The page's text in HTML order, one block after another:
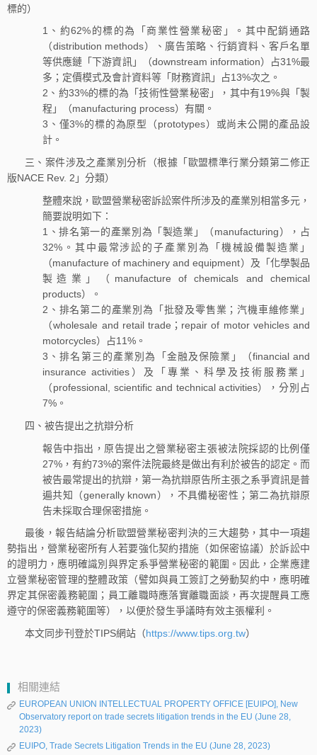
標的）
1、約62%的標的為「商業性營業秘密」。其中配銷通路
（distribution methods）、廣告策略、行銷資料、客戶名單
等供應鏈「下游資訊」（downstream information）占31%最
多；定價模式及會計資料等「財務資訊」占13%次之。
2、約33%的標的為「技術性營業秘密」，其中有19%與「製
程」（manufacturing process）有關。
3、僅3%的標的為原型（prototypes）或尚未公開的產品設
計。
三、案件涉及之產業別分析（根據「歐盟標準行業分類第二修正
版NACE Rev. 2」分類）
整體來說，歐盟營業秘密訴訟案件所涉及的產業別相當多元，
簡要說明如下：
1、排名第一的產業別為「製造業」（manufacturing），占
32%。其中最常涉訟的子產業別為「機械設備製造業」
（manufacture of machinery and equipment）及「化學製品
製造業」（manufacture of chemicals and chemical
products）。
2、排名第二的產業別為「批發及零售業；汽機車維修業」
（wholesale and retail trade；repair of motor vehicles and
motorcycles）占11%。
3、排名第三的產業別為「金融及保險業」（financial and
insurance activities）及「專業、科學及技術服務業」
（professional, scientific and technical activities），分別占
7%。
四、被告提出之抗辯分析
報告中指出，原告提出之營業秘密主張被法院採認的比例僅
27%，有約73%的案件法院最終是做出有利於被告的認定。而
被告最常提出的抗辯，第一為抗辯原告所主張之系爭資訊是普
遍共知（generally known），不具備秘密性；第二為抗辯原
告未採取合理保密措施。
最後，報告結論分析歐盟營業秘密判決的三大趨勢，其中一項趨
勢指出，營業秘密所有人若要強化契約措施（如保密協議）於訴訟中
的證明力，應明確識別與界定系爭營業秘密的範圍。因此，企業應建
立營業秘密管理的整體政策（譬如與員工簽訂之勞動契約中，應明確
界定其保密義務範圍；員工離職時應落實離職面談，再次提醒員工應
遵守的保密義務範圍等），以便於發生爭議時有效主張權利。
本文同步刊登於TIPS網站（https://www.tips.org.tw）
相關連結
EUROPEAN UNION INTELLECTUAL PROPERTY OFFICE [EUIPO], New
Observatory report on trade secrets litigation trends in the EU (June 28,
2023)
EUIPO, Trade Secrets Litigation Trends in the EU (June 28, 2023)